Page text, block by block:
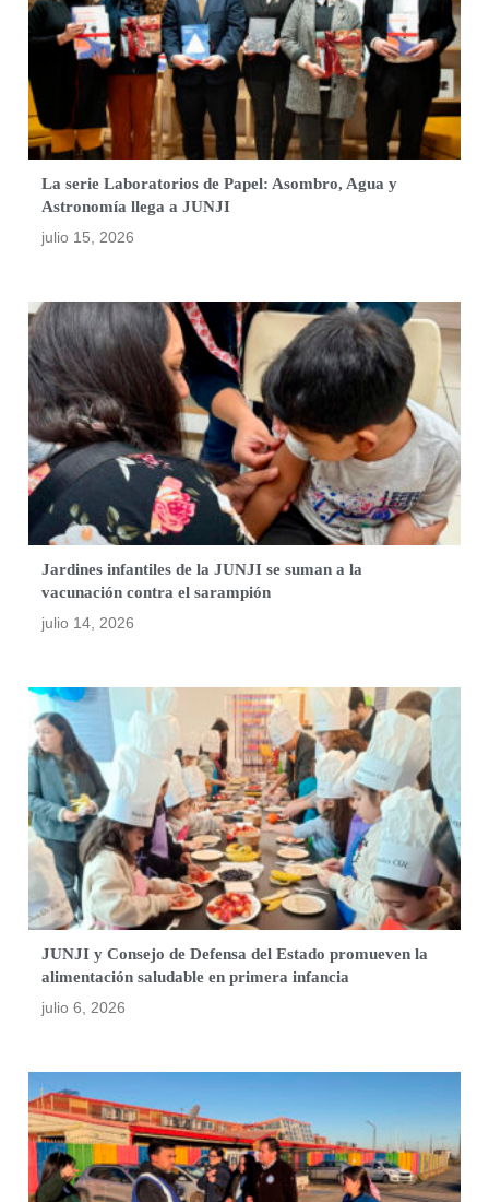
La serie Laboratorios de Papel: Asombro, Agua y
Astronomía llega a JUNJI
julio 15, 2026
Jardines infantiles de la JUNJI se suman a la
vacunación contra el sarampión
julio 14, 2026
JUNJI y Consejo de Defensa del Estado promueven la
alimentación saludable en primera infancia
julio 6, 2026